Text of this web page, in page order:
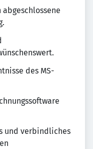
des MS-
und verbindliches